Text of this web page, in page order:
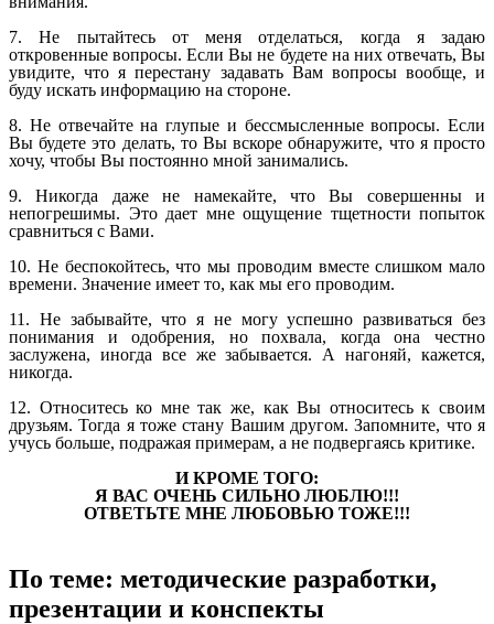
7. Не пытайтесь от меня отделаться, когда я задаю
откровенные вопросы. Если Вы не будете на них отвечать, Вы
увидите, что я перестану задавать Вам вопросы вообще, и
буду искать информацию на стороне.
8. Не отвечайте на глупые и бессмысленные вопросы. Если
Вы будете это делать, то Вы вскоре обнаружите, что я просто
хочу, чтобы Вы постоянно мной занимались.
9. Никогда даже не намекайте, что Вы совершенны и
непогрешимы. Это дает мне ощущение тщетности попыток
сравниться с Вами.
10. Не беспокойтесь, что мы проводим вместе слишком мало
времени. Значение имеет то, как мы его проводим.
11. Не забывайте, что я не могу успешно развиваться без
понимания и одобрения, но похвала, когда она честно
заслужена, иногда все же забывается. А нагоняй, кажется,
никогда.
12. Относитесь ко мне так же, как Вы относитесь к своим
друзьям. Тогда я тоже стану Вашим другом. Запомните, что я
учусь больше, подражая примерам, а не подвергаясь критике.
И КРОМЕ ТОГО:
Я ВАС ОЧЕНЬ СИЛЬНО ЛЮБЛЮ!!!
ОТВЕТЬТЕ МНЕ ЛЮБОВЬЮ ТОЖЕ!!!
По теме: методические разработки,
презентации и конспекты